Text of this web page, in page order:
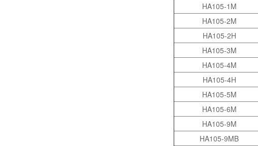
HA105-1M
HA105-2M
HA105-2H
HA105-3M
HA105-4M
HA105-4H
HA105-5M
HA105-6M
HA105-9M
HA105-9MB